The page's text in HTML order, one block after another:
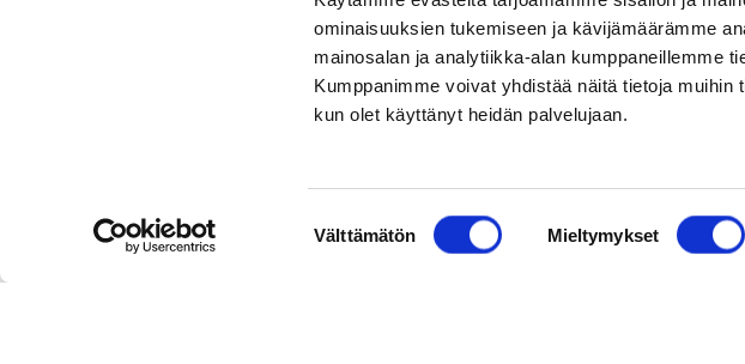
ominaisuuksien tukemiseen ja kävijämäärämme
mainosalan ja analytiikka-alan kumppaneillemme
Kumppanimme voivat yhdistää näitä tietoja muihin
kun olet käyttänyt heidän palvelujaan.
valinta
Välttämätön Mieltymykset
ota yhteyttä puhelimitse sinua
hoitavaan yksikköön.